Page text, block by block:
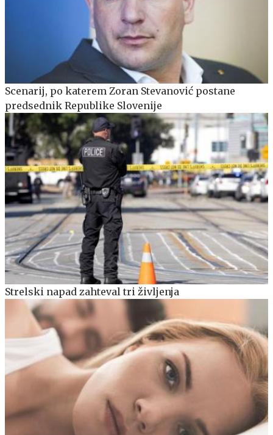
Scenarij, po katerem Zoran Stevanović postane
predsednik Republike Slovenije
Strelski napad zahteval tri življenja